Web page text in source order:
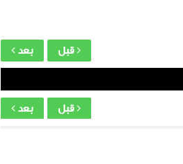
بعد قبل
بعد قبل